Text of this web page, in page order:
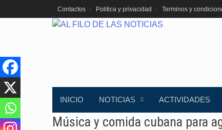
al
Contactos Politica y privacidad Terminos y
INICIO NOTICIAS ACTIVIDADES
Música y comida cubana para